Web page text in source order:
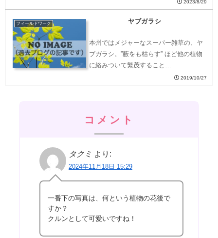
2023/8/29
フィールドワーク ヤブガラシ
本州ではメジャーなスーパー雑草の、ヤ
ブガラシ。”藪をも枯らす” ほど他の植物
に絡みついて繁茂すること…
2019/10/27
コメント
タクミ より:
2024年11月18日 15:29
一番下の写真は、何という植物の花後で
すか？
クルンとして可愛いですね！